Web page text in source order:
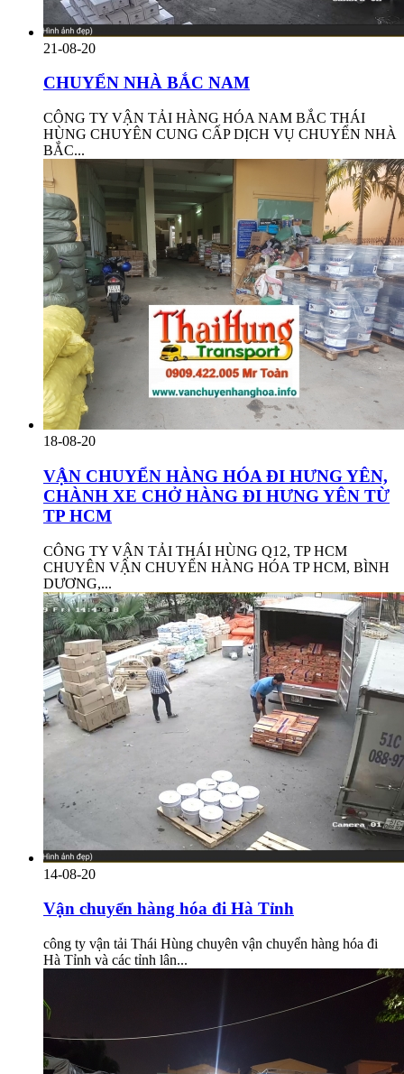
21-08-20
CHUYỂN NHÀ BẮC NAM
CÔNG TY VẬN TẢI HÀNG HÓA NAM BẮC THÁI
HÙNG CHUYÊN CUNG CẤP DỊCH VỤ CHUYỂN NHÀ
BẮC...
18-08-20
VẬN CHUYỂN HÀNG HÓA ĐI HƯNG YÊN,
CHÀNH XE CHỞ HÀNG ĐI HƯNG YÊN TỪ
TP HCM
CÔNG TY VẬN TẢI THÁI HÙNG Q12, TP HCM
CHUYÊN VẬN CHUYỂN HÀNG HÓA TP HCM, BÌNH
DƯƠNG,...
14-08-20
Vận chuyển hàng hóa đi Hà Tỉnh
công ty vận tải Thái Hùng chuyên vận chuyển hàng hóa đi
Hà Tỉnh và các tỉnh lân...